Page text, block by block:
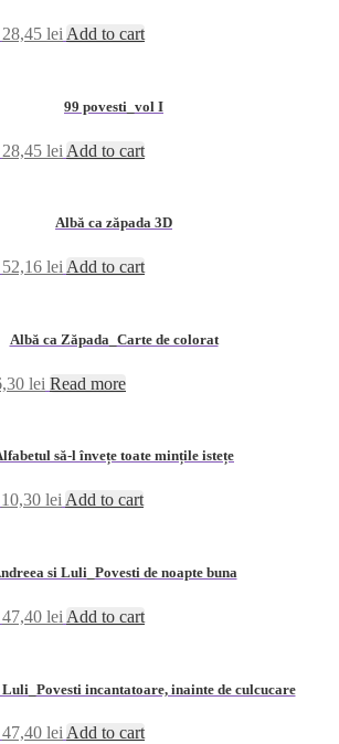
28,45 lei Add to cart
99 povesti_vol I
28,45 lei Add to cart
Albă ca zăpada 3D
52,16 lei Add to cart
Albă ca Zăpada_Carte de colorat
lei Read more
să-l învețe toate mințile istețe
10,30 lei Add to cart
si Luli_Povesti de noapte buna
47,40 lei Add to cart
Luli_Povesti incantatoare, inainte de culcucare
47,40 lei Add to cart